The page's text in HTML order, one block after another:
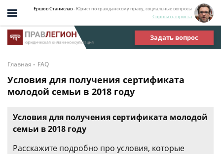
Ершов Станислав- Юрист по гражданскому праву, социальные вопросы
Спросить юриста
Задать вопрос
Главная - FAQ
Условия для получения сертификата
молодой семьи в 2018 году
Условия для получения сертификата молодой
семьи в 2018 году
Расскажите подробно про условия, которые